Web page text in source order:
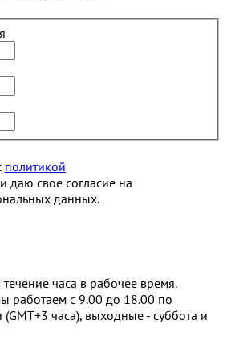
политикой
и даю свое согласие на
данных.
часа в рабочее время.
работаем с 9.00 до 18.00 по
часа), выходные - суббота и